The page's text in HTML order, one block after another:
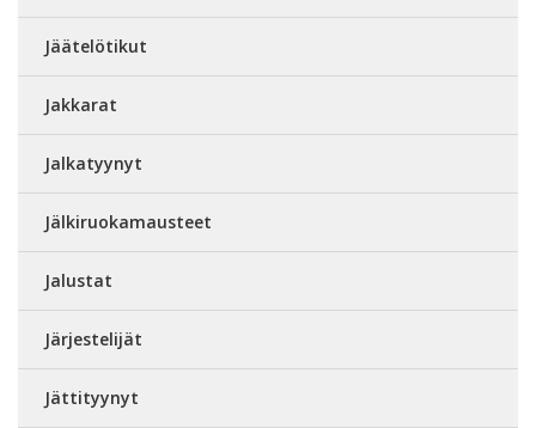
Jäätelötikut
Jakkarat
Jalkatyynyt
Jälkiruokamausteet
Jalustat
Järjestelijät
Jättityynyt